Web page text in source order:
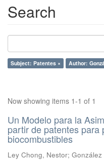
Search
Subject: Patentes × Author:
Now showing items 1-1 of 1
Un Modelo para la
partir de patentes para
biocombustibles
Ley Chong, Nestor; González